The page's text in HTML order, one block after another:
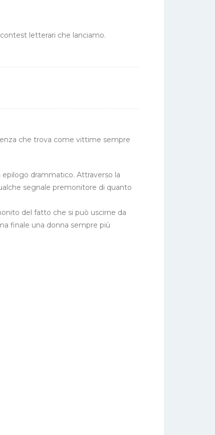
letterari che lanciamo.
che trova come vittime sempre
drammatico. Attraverso la
segnale premonitore di quanto
del fatto che si può uscirne da
finale una donna sempre più